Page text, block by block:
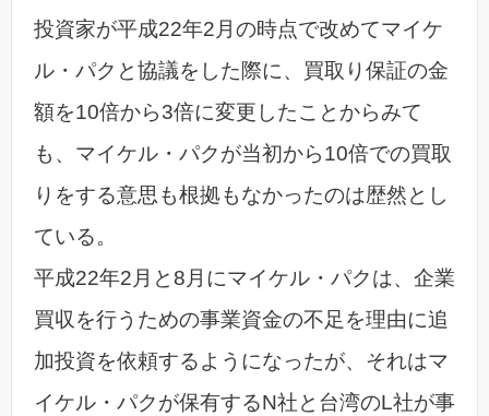
投資家が平成22年2月の時点で改めてマイケ
ル・パクと協議をした際に、買取り保証の金
額を10倍から3倍に変更したことからみて
も、マイケル・パクが当初から10倍での買取
りをする意思も根拠もなかったのは歴然とし
ている。
平成22年2月と8月にマイケル・パクは、企業
買収を行うための事業資金の不足を理由に追
加投資を依頼するようになったが、それはマ
イケル・パクが保有するN社と台湾のL社が事